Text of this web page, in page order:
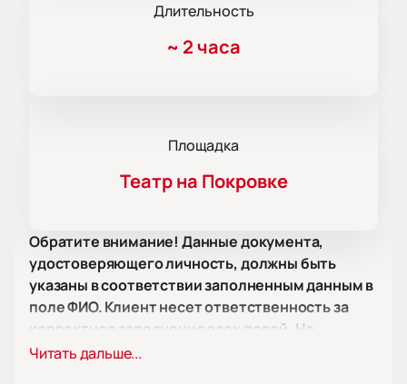
Длительность
~ 2 часа
Площадка
Театр на Покровке
Обратите внимание! Данные документа,
удостоверяющего личность, должны быть
указаны в соответствии заполненным данным в
поле ФИО. Клиент несет ответственность за
корректное заполнение всех полей. Не
забудьте взять документ с собой!
Читать дальше...